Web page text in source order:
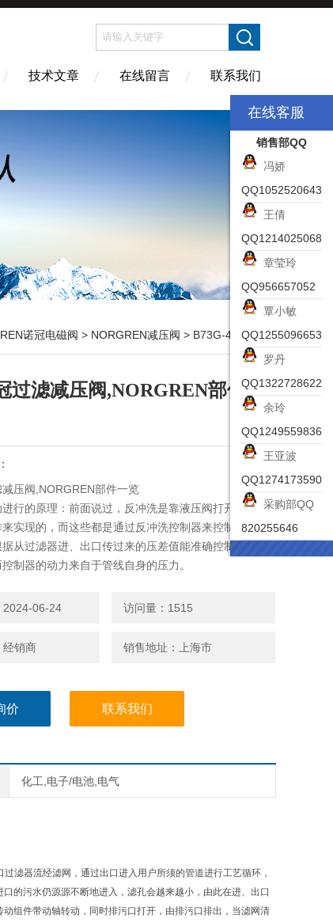
技术文章 在线留言 联系我们
诺冠电磁阀 > NORGREN减压阀 > B73G-4GK-QD3-RMN德国诺冠过滤减压阀,NORGREN部件一览
过滤减压阀,NORGREN部件一
压阀,NORGREN部件一览
进行的原理：前面说过，反冲洗是靠液压阀打开和液压
实现的，而这些都是通过反冲洗控制器来控制的。反
从过滤器进、出口传过来的压差值能准确控制液压阀
制器的动力来自于管线自身的压力。
2024-06-24 访问量：1515
经销商 销售地址：上海市
价 联系我们
化工,电子/电池,电气
滤器流经滤网，通过出口进入用户所须的管道进行工艺循环，
的污水仍源源不断地进入，滤孔会越来越小，由此在进、出口
组件带动轴转动，同时排污口打开，由排污口排出，当滤网清
在线客服
销售部QQ
冯娇
QQ1052520643
王倩
QQ1214025068
章莹玲
QQ956657052
覃小敏
QQ1255096653
罗丹
QQ1322728622
余玲
QQ1249559836
王亚波
QQ1274173590
采购部QQ
820255646